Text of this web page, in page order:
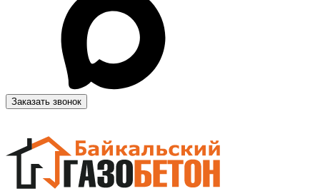
Заказать звонок